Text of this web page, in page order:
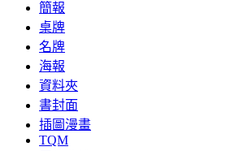
簡報
桌牌
名牌
海報
資料夾
書封面
插圖漫畫
TQM